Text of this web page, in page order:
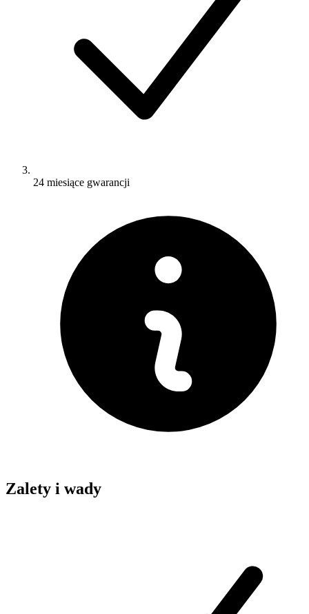
24 miesiące gwarancji
Zalety i wady